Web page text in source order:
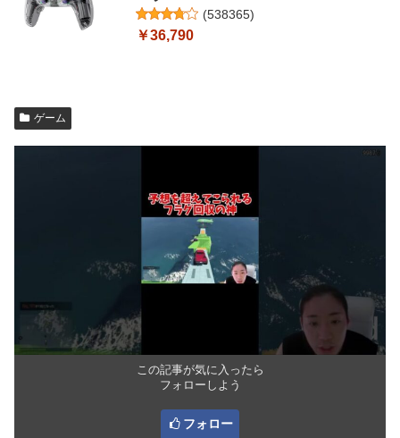
(538365)
￥36,790
ゲーム
この記事が気に入ったら
フォローしよう
フォロー